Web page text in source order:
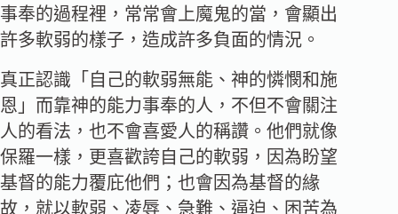
事奉的過程裡，常常會上魔鬼的當，會顯出
許多軟弱的樣子，造成許多負面的情況。
真正認識「自己的軟弱無能、神的憐憫和施
恩」而靠神的能力事奉的人，不但不會關注
人的看法，也不會喜愛人的稱讚。他們就像
保羅一樣，更喜歡誇自己的軟弱，因為盼望
基督的能力覆庇他們；也會因為基督的緣
故，就以軟弱、凌辱、急難、逼迫、困苦為